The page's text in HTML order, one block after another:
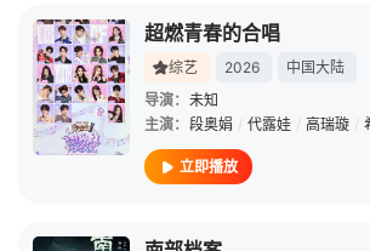
超燃青春的合唱
综艺 2026
中国大陆
导演： 未知
主演： 段奥娟 / 代露娃 / 高瑞璇 /
立即播放